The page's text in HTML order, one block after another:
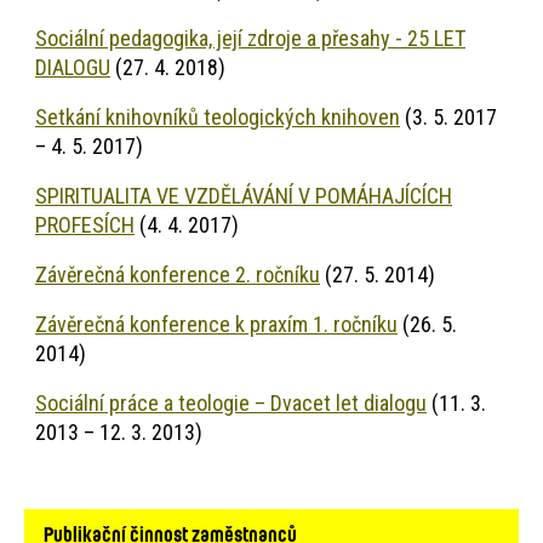
Sociální pedagogika, její zdroje a přesahy - 25 LET
DIALOGU (27. 4. 2018)
Setkání knihovníků teologických knihoven (3. 5. 2017
– 4. 5. 2017)
SPIRITUALITA VE VZDĚLÁVÁNÍ V POMÁHAJÍCÍCH
PROFESÍCH (4. 4. 2017)
Závěrečná konference 2. ročníku (27. 5. 2014)
Závěrečná konference k praxím 1. ročníku (26. 5.
2014)
Sociální práce a teologie – Dvacet let dialogu (11. 3.
2013 – 12. 3. 2013)
Publikační činnost zaměstnanců